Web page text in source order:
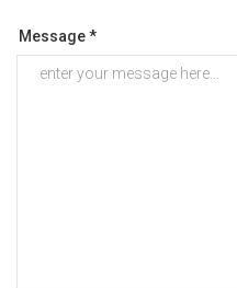
Message *